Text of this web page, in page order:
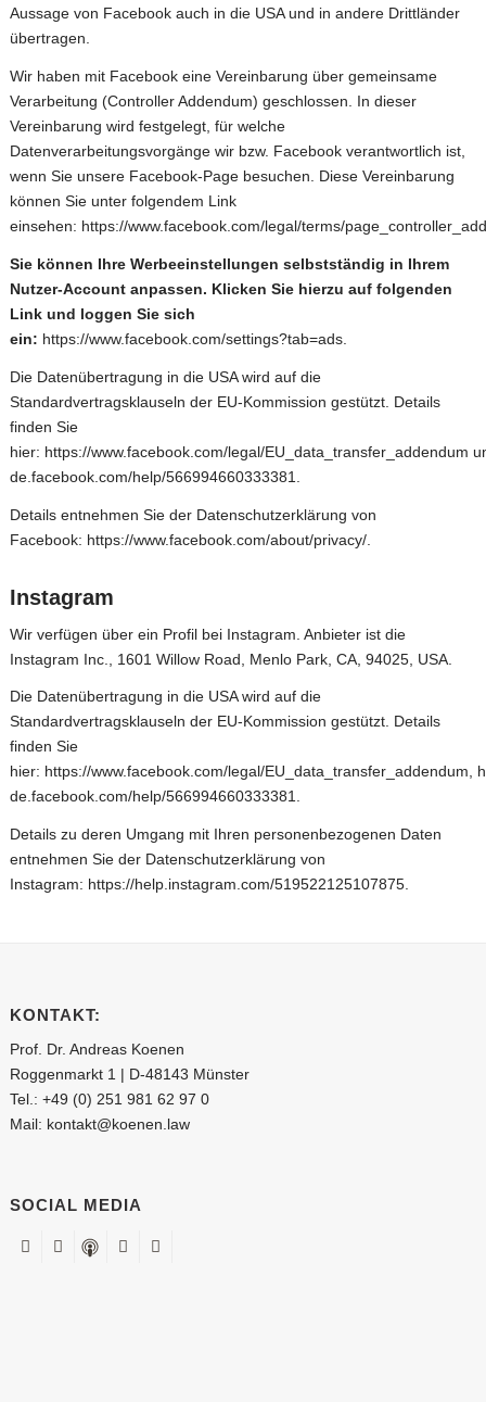
Aussage von Facebook auch in die USA und in andere Drittländer
übertragen.
Wir haben mit Facebook eine Vereinbarung über gemeinsame
Verarbeitung (Controller Addendum) geschlossen. In dieser
Vereinbarung wird festgelegt, für welche
Datenverarbeitungsvorgänge wir bzw. Facebook verantwortlich ist,
wenn Sie unsere Facebook-Page besuchen. Diese Vereinbarung
können Sie unter folgendem Link
einsehen: https://www.facebook.com/legal/terms/
Sie können Ihre Werbeeinstellungen selbstständig in Ihrem
Nutzer-Account anpassen. Klicken Sie hierzu auf folgenden
Link und loggen Sie sich
ein: https://www.facebook.com/settings?tab=ads.
Die Datenübertragung in die USA wird auf die
Standardvertragsklauseln der EU-Kommission gestützt. Details
finden Sie
hier: https://www.facebook.com/legal/EU_data_transfer_addendum
de.facebook.com/help/566994660333381
Details entnehmen Sie der Datenschutzerklärung von
Facebook: https://www.facebook.com/about/privacy/.
Instagram
Wir verfügen über ein Profil bei Instagram. Anbieter ist die
Instagram Inc., 1601 Willow Road, Menlo Park, CA, 94025, USA.
Die Datenübertragung in die USA wird auf die
Standardvertragsklauseln der EU-Kommission gestützt. Details
finden Sie
hier: https://www.facebook.com/legal/EU_data_transfer_addendum,
de.facebook.com/help/566994660333381.
Details zu deren Umgang mit Ihren personenbezogenen Daten
entnehmen Sie der Datenschutzerklärung von
Instagram: https://help.instagram.com/519522125107875.
KONTAKT:
Prof. Dr. Andreas Koenen
Roggenmarkt 1 | D-48143 Münster
Tel.: +49 (0) 251 981 62 97 0
Mail: kontakt@koenen.law
SOCIAL MEDIA